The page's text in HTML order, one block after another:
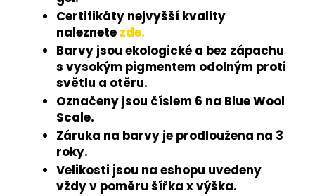
Certifikáty nejvyšší kvality
naleznete zde.
Barvy jsou ekologické a bez zápachu
s vysokým pigmentem odolným proti
světlu a otěru.
Označeny jsou číslem 6 na Blue Wool
Scale.
Záruka na barvy je prodloužena na 3
roky.
Velikosti jsou na eshopu uvedeny
vždy v poměru šířka x výška.